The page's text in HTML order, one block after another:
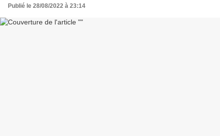
Publié le 28/08/2022 à 23:14